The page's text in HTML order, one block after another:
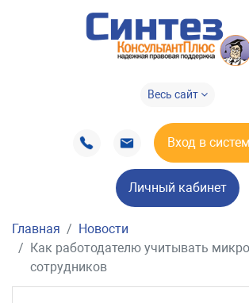
Весь сайт
Вход в
Личный кабинет
Главная
Новости
Как работодателю учитывать
сотрудников